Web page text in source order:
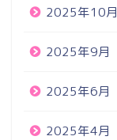
2025年10月
2025年9月
2025年6月
2025年4月